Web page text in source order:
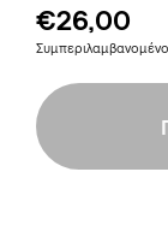
€26,00